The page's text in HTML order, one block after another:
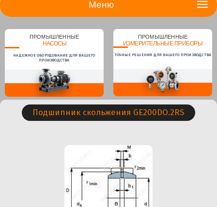
Меню
ПРОМЫШЛЕННЫЕ
НАСОСЫ
НАДЕЖНОЕ ОБОРУДОВАНИЕ ДЛЯ ВАШЕГО
ПРОИЗВОДСТВА
ПРОМЫШЛЕННЫЕ
ИЗМЕРИТЕЛЬНЫЕ ПРИБОРЫ
ТОЧНЫЕ РЕШЕНИЯ ДЛЯ ВАШЕГО ПРОИЗВОДСТВА
Подшипник скольжения GE200DO.2RS